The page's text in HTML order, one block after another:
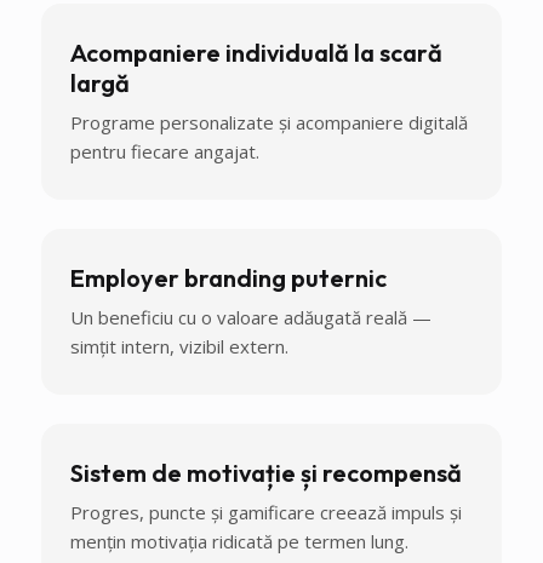
Acompaniere individuală la scară
largă
Programe personalizate și acompaniere digitală
pentru fiecare angajat.
Employer branding puternic
Un beneficiu cu o valoare adăugată reală —
simțit intern, vizibil extern.
Sistem de motivație și recompensă
Progres, puncte și gamificare creează impuls și
mențin motivația ridicată pe termen lung.